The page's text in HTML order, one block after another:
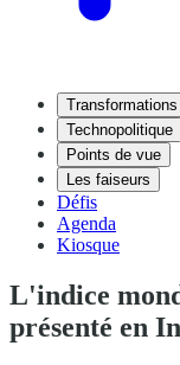
Technopolitique
Points de vue
Les faiseurs
Défis
Agenda
Kiosque
L'indice
présenté en